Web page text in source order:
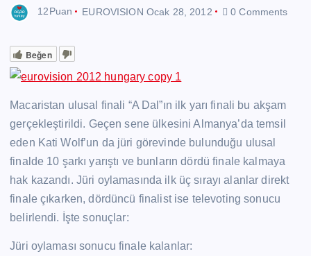
12Puan EUROVISION Ocak 28, 2012 0 Comments
Beğen
Macaristan ulusal finali “A Dal”ın ilk yarı finali bu akşam
gerçekleştirildi. Geçen sene ülkesini Almanya’da temsil
eden Kati Wolf’un da jüri görevinde bulunduğu ulusal
finalde 10 şarkı yarıştı ve bunların dördü finale kalmaya
hak kazandı. Jüri oylamasında ilk üç sırayı alanlar direkt
finale çıkarken, dördüncü finalist ise televoting sonucu
belirlendi. İşte sonuçlar:
Jüri oylaması sonucu finale kalanlar: